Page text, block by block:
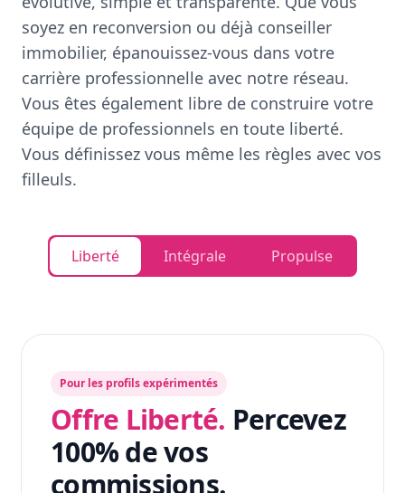
soyez en reconversion ou déjà conseiller
immobilier, épanouissez-vous dans votre
carrière professionnelle avec notre réseau.
Vous êtes également libre de construire votre
équipe de professionnels en toute liberté.
Vous définissez vous même les règles avec vos
filleuls.
Liberté Intégrale Propulse
Pour les profils expérimentés
Offre Liberté. Percevez
100% de vos
commissions.